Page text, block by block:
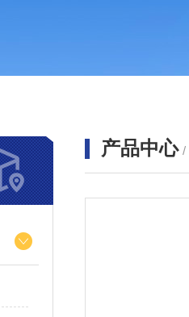
产品中心 /